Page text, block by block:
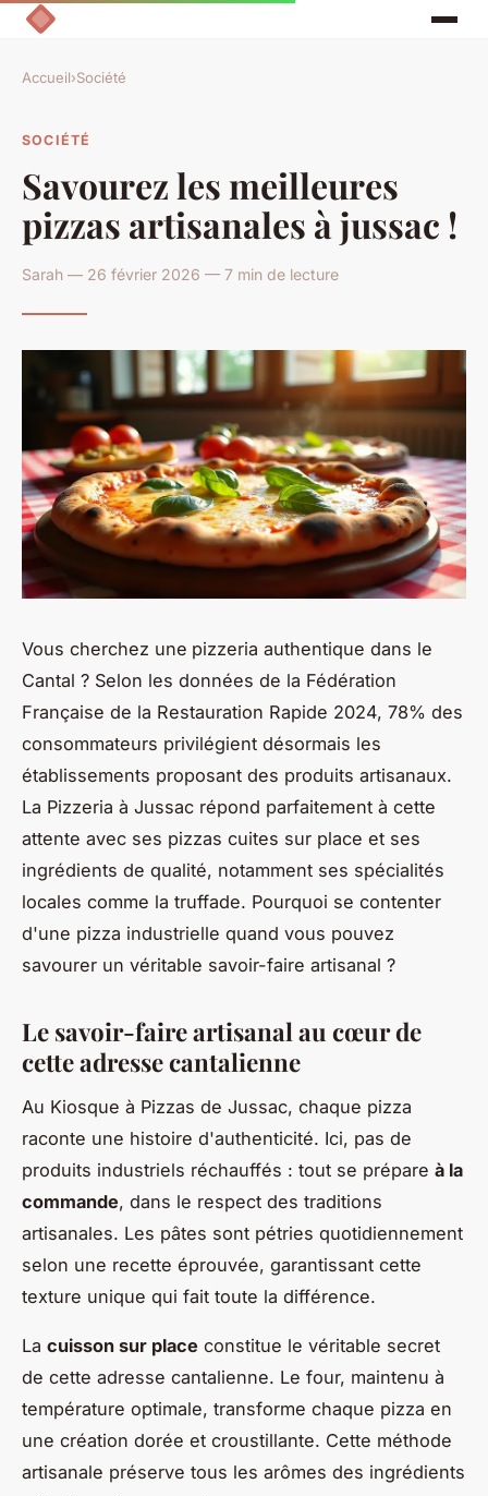
Accueil›Société
SOCIÉTÉ
Savourez les meilleures
pizzas artisanales à jussac !
Sarah — 26 février 2026 — 7 min de lecture
Vous cherchez une pizzeria authentique dans le
Cantal ? Selon les données de la Fédération
Française de la Restauration Rapide 2024, 78% des
consommateurs privilégient désormais les
établissements proposant des produits artisanaux.
La Pizzeria à Jussac répond parfaitement à cette
attente avec ses pizzas cuites sur place et ses
ingrédients de qualité, notamment ses spécialités
locales comme la truffade. Pourquoi se contenter
d'une pizza industrielle quand vous pouvez
savourer un véritable savoir-faire artisanal ?
Le savoir-faire artisanal au cœur de
cette adresse cantalienne
Au Kiosque à Pizzas de Jussac, chaque pizza
raconte une histoire d'authenticité. Ici, pas de
produits industriels réchauffés : tout se prépare à la
commande, dans le respect des traditions
artisanales. Les pâtes sont pétries quotidiennement
selon une recette éprouvée, garantissant cette
texture unique qui fait toute la différence.
La cuisson sur place constitue le véritable secret
de cette adresse cantalienne. Le four, maintenu à
température optimale, transforme chaque pizza en
une création dorée et croustillante. Cette méthode
artisanale préserve tous les arômes des ingrédients